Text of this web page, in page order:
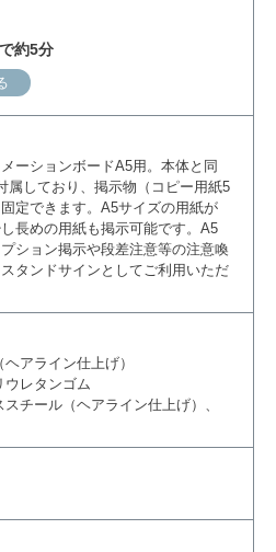
約5分
ーションボードA5用。本体と同
属しており、掲示物（コピー用紙5
定できます。A5サイズの用紙が
長めの用紙も掲示可能です。A5
ション掲示や段差注意等の注意喚
タンドサインとしてご利用いただ
アライン仕上げ）
ウレタンゴム
チール（ヘアライン仕上げ）、